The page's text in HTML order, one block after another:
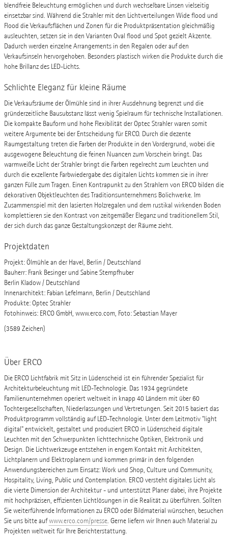
blendfreie Beleuchtung ermöglichen und durch wechselbare Linsen vielseitig
einsetzbar sind. Während die Strahler mit den Lichtverteilungen Wide flood und
Flood die Verkaufsflächen und Zonen für die Produktpräsentation gleichmäßig
ausleuchten, setzen sie in den Varianten Oval flood und Spot gezielt Akzente.
Dadurch werden einzelne Arrangements in den Regalen oder auf den
Verkaufsinseln hervorgehoben. Besonders plastisch wirken die Produkte durch die
hohe Brillanz des LED-Lichts.
Schlichte Eleganz für kleine Räume
Die Verkaufsräume der Ölmühle sind in ihrer Ausdehnung begrenzt und die
gründerzeitliche Bausubstanz lässt wenig Spielraum für technische Installationen.
Die kompakte Bauform und hohe Flexibilität der Optec Strahler waren somit
weitere Argumente bei der Entscheidung für ERCO. Durch die dezente
Raumgestaltung treten die Farben der Produkte in den Vordergrund, wobei die
ausgewogene Beleuchtung die feinen Nuancen zum Vorschein bringt. Das
warmweiße Licht der Strahler bringt die Farben regelrecht zum Leuchten und
durch die exzellente Farbwiedergabe des digitalen Lichts kommen sie in ihrer
ganzen Fülle zum Tragen. Einen Kontrapunkt zu den Strahlern von ERCO bilden die
dekorativen Objektleuchten des Traditionsunternehmens Bolichwerke. Im
Zusammenspiel mit den lasierten Holzregalen und dem rustikal wirkenden Boden
komplettieren sie den Kontrast von zeitgemäßer Eleganz und traditionellem Stil,
der sich durch das ganze Gestaltungskonzept der Räume zieht.
Projektdaten
Projekt: Ölmühle an der Havel, Berlin / Deutschland
Bauherr: Frank Besinger und Sabine Stempfhuber
Berlin Kladow / Deutschland
Innenarchitekt: Fabian Lefelmann, Berlin / Deutschland
Produkte: Optec Strahler
Fotohinweis: ERCO GmbH, www.erco.com, Foto: Sebastian Mayer
(3589 Zeichen)
Über ERCO
Die ERCO Lichtfabrik mit Sitz in Lüdenscheid ist ein führender Spezialist für
Architekturbeleuchtung mit LED-Technologie. Das 1934 gegründete
Familienunternehmen operiert weltweit in knapp 40 Ländern mit über 60
Tochtergesellschaften, Niederlassungen und Vertretungen. Seit 2015 basiert das
Produktprogramm vollständig auf LED-Technologie. Unter dem Leitmotiv "light
digital" entwickelt, gestaltet und produziert ERCO in Lüdenscheid digitale
Leuchten mit den Schwerpunkten lichttechnische Optiken, Elektronik und
Design. Die Lichtwerkzeuge entstehen in engem Kontakt mit Architekten,
Lichtplanern und Elektroplanern und kommen primär in den folgenden
Anwendungsbereichen zum Einsatz: Work und Shop, Culture und Community,
Hospitality, Living, Public und Contemplation. ERCO versteht digitales Licht als
die vierte Dimension der Architektur - und unterstützt Planer dabei, ihre Projekte
mit hochpräzisen, effizienten Lichtlösungen in die Realität zu überführen. Sollten
Sie weiterführende Informationen zu ERCO oder Bildmaterial wünschen, besuchen
Sie uns bitte aufwww.erco.com/presse. Gerne liefern wir Ihnen auch Material zu
Projekten weltweit für Ihre Berichterstattung.